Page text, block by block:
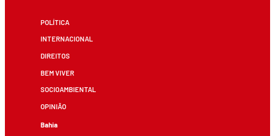
POLÍTICA
INTERNACIONAL
DIREITOS
BEM VIVER
SOCIOAMBIENTAL
OPINIÃO
Bahia